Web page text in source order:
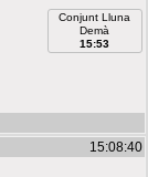
Conjunt Lluna
Demà
15:53
15:08:40